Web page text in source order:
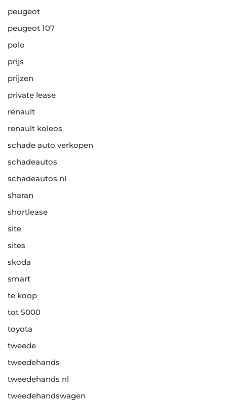
peugeot
peugeot 107
polo
prijs
prijzen
private lease
renault
renault koleos
schade auto verkopen
schadeautos
schadeautos nl
sharan
shortlease
site
sites
skoda
smart
te koop
tot 5000
toyota
tweede
tweedehands
tweedehands nl
tweedehandswagen